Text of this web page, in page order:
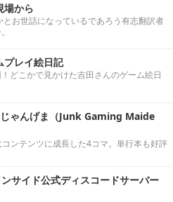
場から
とお世話になっているであろう有志翻訳者
プレイ絵日記
どこかで見かけた吉田さんのゲーム絵日
じゃんげま（Junk Gaming Maide
ンテンツに成長した4コマ。単行本も好評
サイド公式ディスコードサーバー